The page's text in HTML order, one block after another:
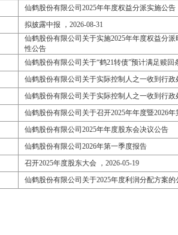
仙鹤股份有限公司2025年年度权益分派实施公告
拟披露中报 ，2026-08-31
仙鹤股份有限公司关于实施2025年年度权益分派
性公告
仙鹤股份有限公司关于“鹤21转债”预计满足赎回
仙鹤股份有限公司关于实际控制人之一收到行
仙鹤股份有限公司关于实际控制人之一收到行
仙鹤股份有限公司关于召开2025年年度暨2026
仙鹤股份有限公司2025年年度股东会决议公告
仙鹤股份有限公司2026年第一季度报告
召开2025年度股东大会 ，2026-05-19
仙鹤股份有限公司关于2025年度利润分配方案的